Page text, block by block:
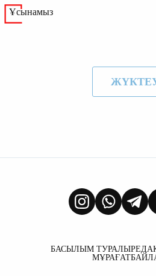
Ұсынамыз
БАСЫЛЫМ ТУРАЛЫ
МҰРАҒАТ